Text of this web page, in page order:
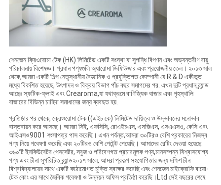
শেনজেন ক্রিওরোমা টেক (HK) লিমিটেড একটি সংস্থা যা সুগন্ধি বিপণন এবং অভ্যন্তরীণ বায়ু
পরিচালনায় বিশেষজ্ঞ। প্রধান পণ্যগুলি অ্যারোমা ডিফিউজার এবং প্রয়োজনীয় তেল। ২০১৩ সাল
থেকে,আমরা একটি শিল্প নেতৃস্থানীয় বৈজ্ঞানিক ও প্রযুক্তিগত কোম্পানী যে R & D একীভূত
মধ্যে বিকশিত হয়েছে, উৎপাদন ও বিক্রয় বিভাগ পাঁচ বছর সমাগমের পর. এখন দুটি প্রধান ব্র্যান্ড
আছেঃ স্ফটিক-ফ্লাই এবং Crearoma,যা যথাক্রমে বাণিজ্যিক বাজার এবং গৃহস্থালি
বাজারের বিভিন্ন চাহিদা সমাধানের জন্য ব্যবহৃত হয়.
প্রতিষ্ঠার পর থেকে, ক্রেওরোমা টেক ((এইচ কে) লিমিটেড দায়িত্ব ও উদ্ভাবনের মনোভাব
বাস্তবায়ন করে আসছে। আমরা সিই, এফসিসি, রোএইচএস, এসজিএস, এসএএসও, কেসি এবং
আইএসও9001 শংসাপত্র পাস করেছি। এখন পর্যন্ত,আমরা ৩০টিরও বেশি প্রকারের নিজস্ব
পণ্য নিয়ে গবেষণা করেছি এবং ২০টিরও বেশি পেটেন্ট পেয়েছি। আমাদের রেটিং দেওয়া হয়েছে:
৩৬০টি ইনকিউবেটর পেসসেটর, সবুজ ও পরিবেশগত প্রচারমূলক পণ্য,মানসম্পন্ন বিশ্বাসযোগ্য
পণ্য এবং চীনা সুপরিচিত ব্র্যান্ড২০১৭ সালে, আমরা প্রকল্প সহযোগিতার জন্য দক্ষিণ চীন
বিশ্ববিদ্যালয়ের সাথে একটি কাঠামোগত চুক্তি স্বাক্ষর করেছি এবং শেনজেন মাইক্রোফি বায়ো-
টেক কোং এর সাথে জৈবিক গবেষণা ও উন্নয়ন অফিস প্রতিষ্ঠা করেছি।Ltd সেই বছরের শেষে.